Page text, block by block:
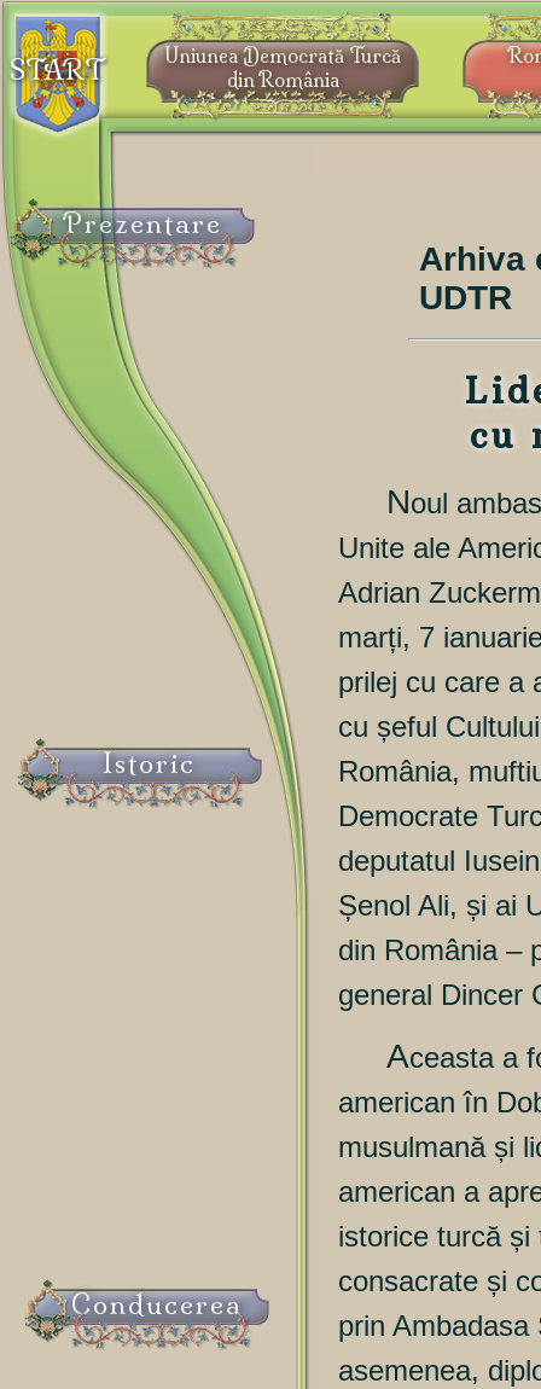
START
Prezentare
Istoric
Conducerea
Uniunea Democrată Turcă
din România
Arhiva
UDTR
cu
Noul
Unite ale
Adrian
marți, 7
prilej cu care a
cu șeful
România,
Democrate
deputatul
Șenol Ali, și ai
din România –
general Dincer
Aceasta a
american în
musulmană și
american a
istorice turcă și
consacrate și
prin
asemenea,